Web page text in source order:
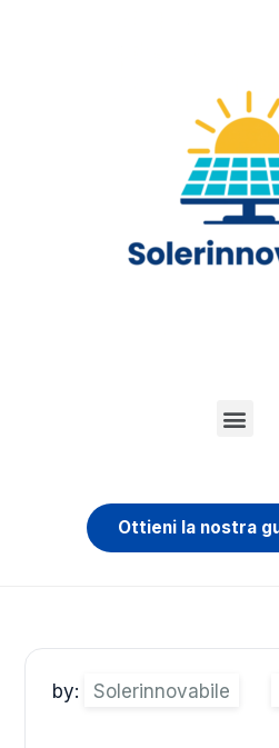
Ottieni la nostra
by: Solerinnovabile